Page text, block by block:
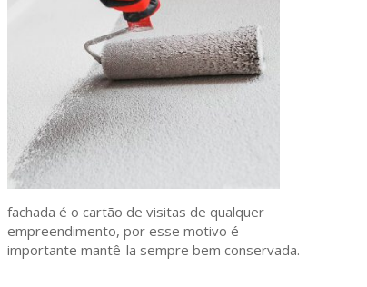
fachada é o cartão de visitas de qualquer
empreendimento, por esse motivo é
importante mantê-la sempre bem conservada.